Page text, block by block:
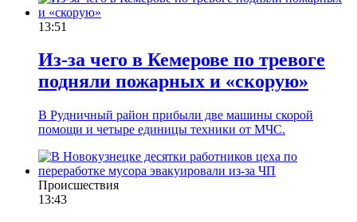
13:51
Из-за чего в Кемерове по тревоге
подняли пожарных и «скорую»
В Рудничный район прибыли две машины скорой
помощи и четыре единицы техники от МЧС.
Происшествия
13:43